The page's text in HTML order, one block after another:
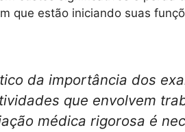
que estão iniciando suas
da importância dos
que envolvem
médica rigorosa é